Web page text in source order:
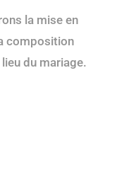
la mise en
composition
du mariage.